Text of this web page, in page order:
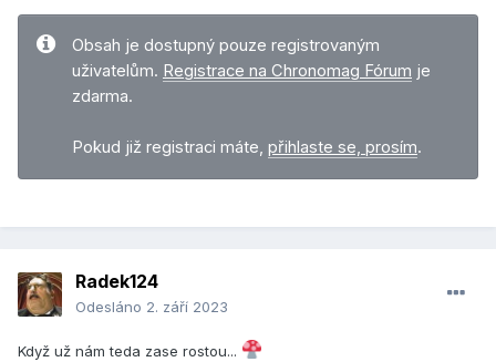
Obsah je dostupný pouze registrovaným
uživatelům. Registrace na Chronomag Fórum je
zdarma.
Pokud již registraci máte, přihlaste se, prosím.
Radek124
Odesláno 2. září 2023
Když už nám teda zase rostou...